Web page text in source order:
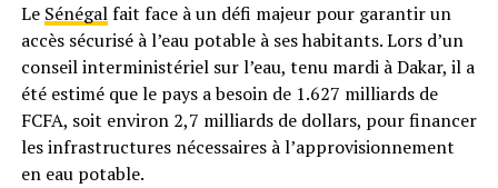
Le Sénégalfait face à un défi majeur pour garantir un
accès sécurisé à l’eau potable à ses habitants. Lors d’un
conseil interministériel sur l’eau, tenu mardi à Dakar, il a
été estimé que le pays a besoin de 1.627 milliards de
FCFA, soit environ 2,7 milliards de dollars, pour financer
les infrastructures nécessaires à l’approvisionnement
en eau potable.